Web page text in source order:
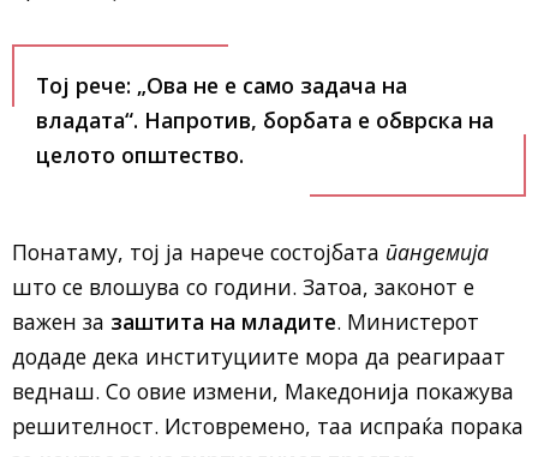
Тој рече: „Ова не е само задача на
владата“. Напротив, борбата е обврска на
целото општество.
Понатаму, тој ја нарече состојбата пандемија
што се влошува со години. Затоа, законот е
важен за заштита на младите. Министерот
додаде дека институциите мора да реагираат
веднаш. Со овие измени, Македонија покажува
решителност. Истовремено, таа испраќа порака